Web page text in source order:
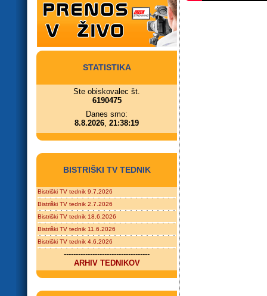
STATISTIKA
Ste obiskovalec št.
6190475
Danes smo:
8.8.2026, 21:38:19
BISTRIŠKI TV TEDNIK
Bistriški TV tednik 9.7.2026
Bistriški TV tednik 2.7.2026
Bistriški TV tednik 18.6.2026
Bistriški TV tednik 11.6.2026
Bistriški TV tednik 4.6.2026
------------------------------------
ARHIV TEDNIKOV